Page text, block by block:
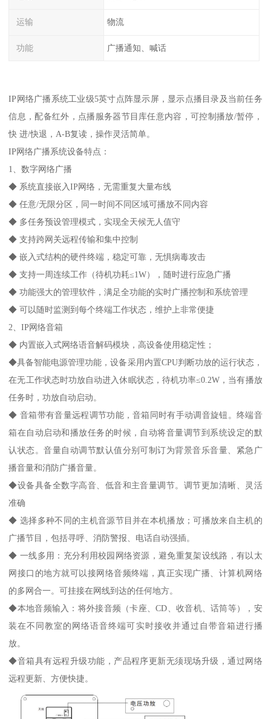
运输 物流
功能 广播通知、喊话
IP网络广播系统工业级5英寸点阵显示屏，显示点播目录及当前任务
信息，配备红外，点播服务器节目库任意内容，可控制播放/暂停，
快 进/快退，A-B复读，操作灵活简单。
IP网络广播系统设备特点：
1、数字网络广播
◆ 系统直接嵌入IP网络，无需重复大量布线
◆ 任意/无限分区，同一时间不同区域可播放不同内容
◆ 多任务预设管理模式，实现全天候无人值守
◆ 支持跨网关远程传输和集中控制
◆ 嵌入式结构的硬件终端，稳定可靠，无惧病毒攻击
◆ 支持一周连续工作（待机功耗≤1W），随时进行应急广播
◆ 功能强大的管理软件，满足全功能的实时广播控制和系统管理
◆ 可以随时监测到每个终端工作状态，维护上非常便捷
2、IP网络音箱
◆ 内置嵌入式网络语音解码模块，高设备使用稳定性；
◆具备智能电源管理功能，设备采用内置CPU判断功放的运行状态，
在无工作状态时功放自动进入休眠状态，待机功率≤0.2W，当有播放
任务时，功放自动启动。
◆ 音箱带有音量远程调节功能，音箱同时有手动调音旋钮。终端音
箱在自动启动和播放任务的时候，自动将音量调节到系统设定的默
认状态。音量自动调节默认值分别可制订为背景音乐音量、紧急广
播音量和消防广播音量。
◆设备具备全数字高音、低音和主音量调节。调节更加清晰、灵活
准确
◆ 选择多种不同的主机音源节目并在本机播放；可播放来自主机的
广播节目，包括寻呼、消防警报、电话自动强插。
◆ 一线多用：充分利用校园网络资源，避免重复架设线路，有以太
网接口的地方就可以接网络音频终端，真正实现广播、计算机网络
的多网合一。可挂接在网线到达的任何地方。
◆本地音频输入：将外接音频（卡座、CD、收音机、话筒等），安
装在不同教室的网络语音终端可实时接收并通过自带音箱进行播
放。
◆音箱具有远程升级功能，产品程序更新无须现场升级，通过网络
远程更新、方便快捷。